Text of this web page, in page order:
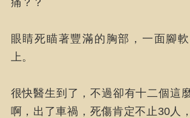
眼睛死瞄著豐滿的胸部，一面腳
上。
很快醫生到了，不過卻有十二個這
啊，出了車禍，死傷肯定不止30人